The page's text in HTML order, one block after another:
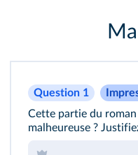
Question 1
Cette partie du
malheureuse ?